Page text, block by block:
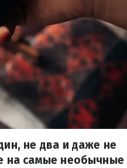
не два и даже не
на самые необычные